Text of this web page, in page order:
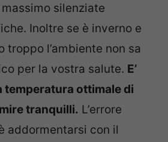
silenziate
Inoltre se è inverno e
troppo l’ambiente non sa
per la vostra salute. E’
temperatura ottimale di
tranquilli. L’errore
addormentarsi con il